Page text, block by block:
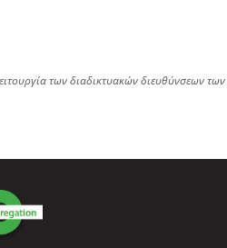
των διαδικτυακών διευθύνσεων